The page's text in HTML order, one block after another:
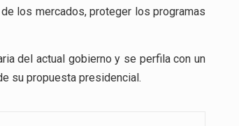
los mercados, proteger los programas
del actual gobierno y se perfila con un
su propuesta presidencial.